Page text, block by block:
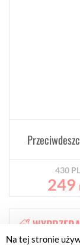
430
249
Na tej stronie